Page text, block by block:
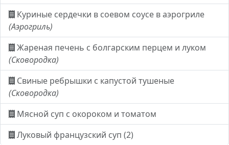
Куриные сердечки в соевом соусе в аэрогриле
(Аэрогриль)
Жареная печень с болгарским перцем и луком
(Сковородка)
Свиные ребрышки с капустой тушеные
(Сковородка)
Мясной суп с окороком и томатом
Луковый французский суп (2)